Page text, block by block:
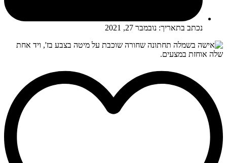
נכתב בתאריך: נובמבר 27, 2021